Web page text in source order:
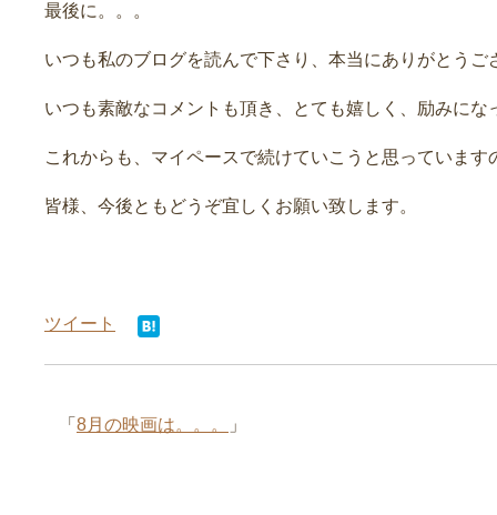
最後に。。。
いつも私のブログを読んで下さり、本当にありがとうご
いつも素敵なコメントも頂き、とても嬉しく、励みにな
これからも、マイペースで続けていこうと思っています
皆様、今後ともどうぞ宜しくお願い致します。
ツイート
「 8月の映画は。。。 」